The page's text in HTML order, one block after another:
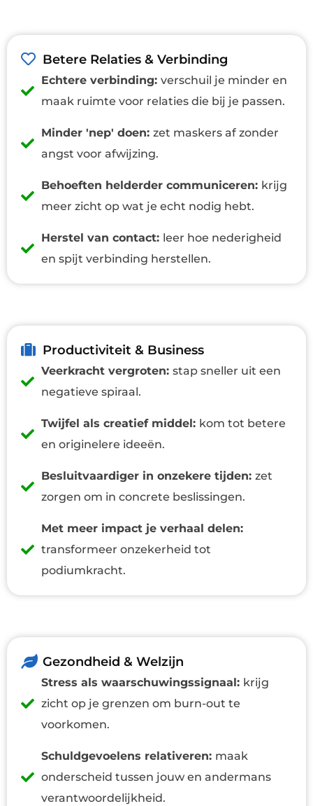
Betere Relaties & Verbinding
Echtere verbinding: verschuil je minder en
maak ruimte voor relaties die bij je passen.
Minder 'nep' doen: zet maskers af zonder
angst voor afwijzing.
Behoeften helderder communiceren: krijg
meer zicht op wat je echt nodig hebt.
Herstel van contact: leer hoe nederigheid
en spijt verbinding herstellen.
Productiviteit & Business
Veerkracht vergroten: stap sneller uit een
negatieve spiraal.
Twijfel als creatief middel: kom tot betere
en originelere ideeën.
Besluitvaardiger in onzekere tijden: zet
zorgen om in concrete beslissingen.
Met meer impact je verhaal delen:
transformeer onzekerheid tot
podiumkracht.
Gezondheid & Welzijn
Stress als waarschuwingssignaal: krijg
zicht op je grenzen om burn-out te
voorkomen.
Schuldgevoelens relativeren: maak
onderscheid tussen jouw en andermans
verantwoordelijkheid.